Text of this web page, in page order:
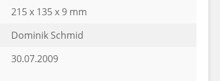
215 x 135 x 9 mm
Dominik Schmid
30.07.2009